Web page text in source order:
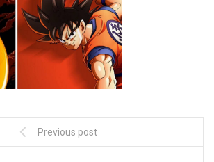
Previous post